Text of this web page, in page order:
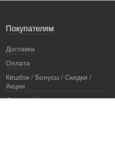
Покупателям
Доставка
Оплата
Кeшбэк / Бонусы / Скидки /
Акции
Остерегайтесь подделок